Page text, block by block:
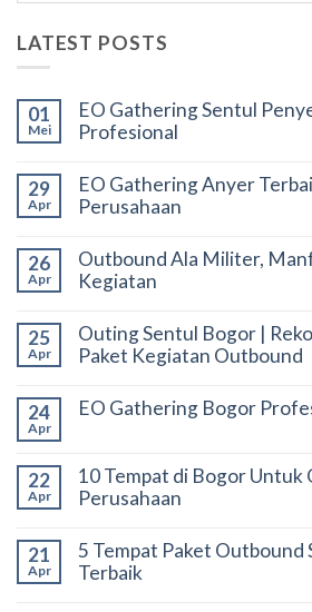
LATEST POSTS
01
Mei
EO Gathering Sentul
Profesional
29
Apr
EO Gathering Anyer
Perusahaan
26
Apr
Outbound Ala Militer,
Kegiatan
25
Apr
Outing Sentul Bogor |
Paket Kegiatan Outbound
24
Apr
EO Gathering Bogor
22
Apr
10 Tempat di Bogor
Perusahaan
21
Apr
5 Tempat Paket Outbound
Terbaik